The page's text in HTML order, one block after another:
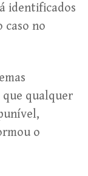
identificados
caso no
qualquer
o